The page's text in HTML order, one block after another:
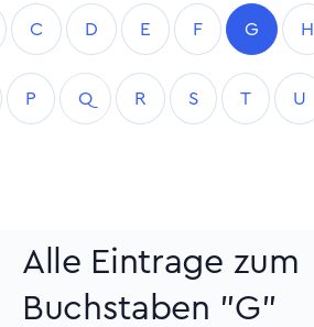
C D E F G H
P Q R S T U
Alle Eintrage zum
Buchstaben "G"